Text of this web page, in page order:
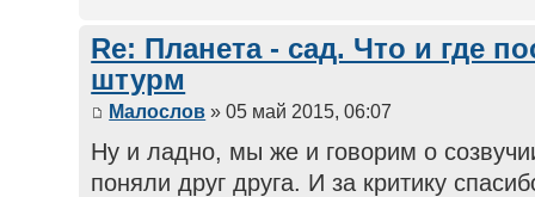
Re: Планета - сад. Что и где
штурм
Малослов » 05 май 2015, 06:07
Ну и ладно, мы же и говорим о
поняли друг друга. И за критику